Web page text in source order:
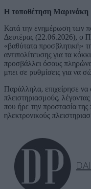
Η τοποθέτηση Μαρινάκη
Κατά την ενημέρωση των
Δευτέρας (22.06.2026), ο
«βαθύτατα προσβλητική»
αντιπολίτευσης για τα
προσβάλλει όσους
μπει σε ρυθμίσεις για να
Παράλληλα, επιχείρησε να
πλειστηριασμούς,
που ήρε την προστασία
ηλεκτρονικούς